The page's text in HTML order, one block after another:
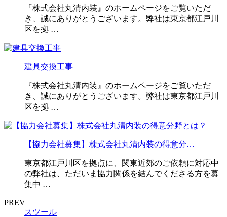
『株式会社丸清内装』のホームページをご覧いただ
き、誠にありがとうございます。弊社は東京都江戸川
区を拠 …
建具交換工事
『株式会社丸清内装』のホームページをご覧いただ
き、誠にありがとうございます。弊社は東京都江戸川
区を拠 …
【協力会社募集】株式会社丸清内装の得意分…
東京都江戸川区を拠点に、関東近郊のご依頼に対応中
の弊社は、ただいま協力関係を結んでくださる方を募
集中 …
PREV
スツール